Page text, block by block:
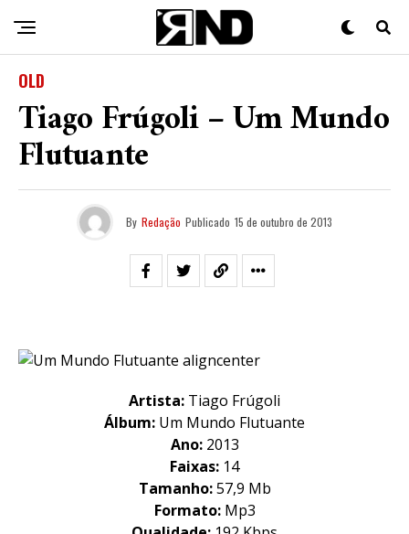
OLD
Tiago Frúgoli – Um Mundo
Flutuante
By Redação Publicado 15 de outubro de 2013
Artista: Tiago Frúgoli
Álbum: Um Mundo Flutuante
Ano:2013
Faixas: 14
Tamanho:57,9 Mb
Formato:Mp3